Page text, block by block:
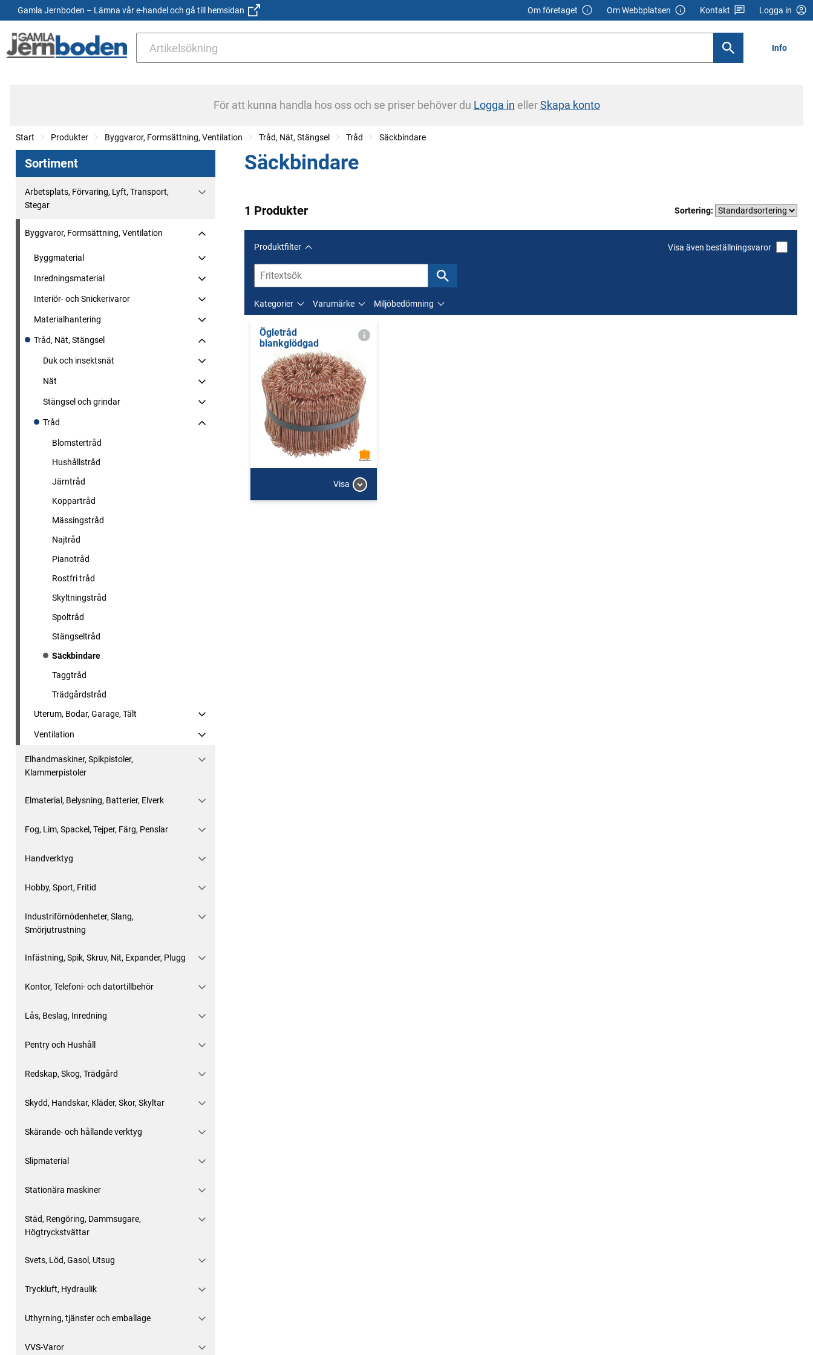
Gamla Jernboden – Lämna vår e-handel och gå till hemsidan Om företaget Om Webbplatsen Kontakt Logga in
Info
För att kunna handla hos oss och se priser behöver du Logga in ellerSkapa konto
Start Produkter Byggvaror, Formsättning, Ventilation Tråd, Nät, Stängsel Tråd Säckbindare
Sortiment
Arbetsplats, Förvaring, Lyft, Transport,
Stegar
Byggvaror, Formsättning, Ventilation
Byggmaterial
Inredningsmaterial
Interiör- och Snickerivaror
Materialhantering
Tråd, Nät, Stängsel
Duk och insektsnät
Nät
Stängsel och grindar
Tråd
Blomstertråd
Hushållstråd
Järntråd
Koppartråd
Mässingstråd
Najtråd
Pianotråd
Rostfri tråd
Skyltningstråd
Spoltråd
Stängseltråd
Säckbindare
Taggtråd
Trädgårdstråd
Uterum, Bodar, Garage, Tält
Ventilation
Elhandmaskiner, Spikpistoler,
Klammerpistoler
Elmaterial, Belysning, Batterier, Elverk
Fog, Lim, Spackel, Tejper, Färg, Penslar
Handverktyg
Hobby, Sport, Fritid
Industriförnödenheter, Slang,
Smörjutrustning
Infästning, Spik, Skruv, Nit, Expander, Plugg
Kontor, Telefoni- och datortillbehör
Lås, Beslag, Inredning
Pentry och Hushåll
Redskap, Skog, Trädgård
Skydd, Handskar, Kläder, Skor, Skyltar
Skärande- och hållande verktyg
Slipmaterial
Stationära maskiner
Städ, Rengöring, Dammsugare,
Högtryckstvättar
Svets, Löd, Gasol, Utsug
Tryckluft, Hydraulik
Uthyrning, tjänster och emballage
VVS-Varor
Säckbindare
1 Produkter Sortering:
Produktfilter Visa även beställningsvaror
Kategorier Varumärke Miljöbedömning
Ögletråd
blankglödgad
Visa